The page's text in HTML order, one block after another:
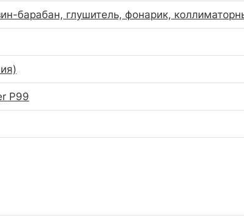
барабан, глушитель, фонарик,
P99